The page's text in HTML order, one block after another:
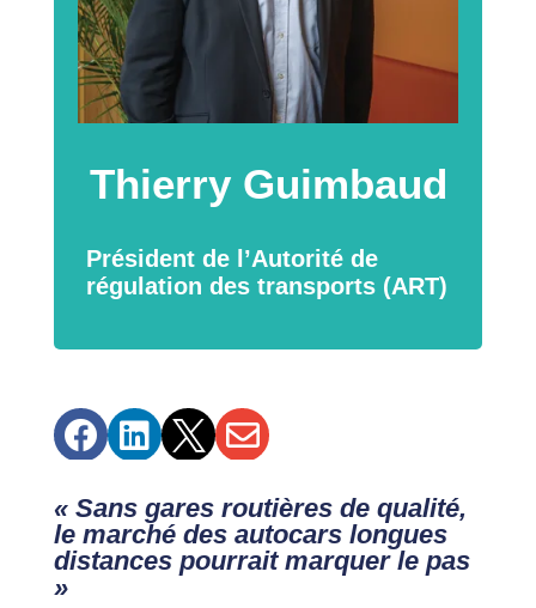
Thierry Guimbaud
Président de l’Autorité de
régulation des transports (ART)
   
« Sans gares routières de qualité,
le marché des autocars longues
distances pourrait marquer le pas
»